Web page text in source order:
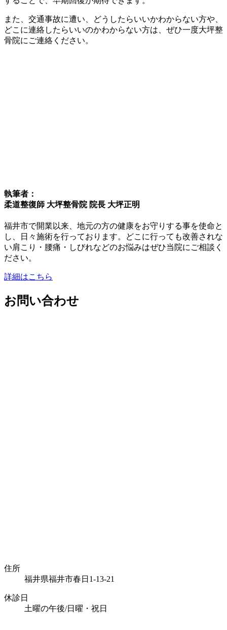
また、交通事故に遭い、どうしたらいいかわからない方や、
どこに連絡したらいいのかわからない方は、ぜひ一度大坪整
骨院にご連絡ください。
執筆者：
柔道整復師 大坪整骨院 院長 大坪正明
福井市で開業以来、地元の方の健康をお守りする事を使命と
し、日々施術を行っております。どこに行っても改善されな
い肩こり・腰痛・しびれなどのお悩みはぜひ当院にご相談く
ださい。
詳細はこちら
お問い合わせ
住所
福井県福井市春日1-13-21
休診日
土曜の午後/日曜・祝日